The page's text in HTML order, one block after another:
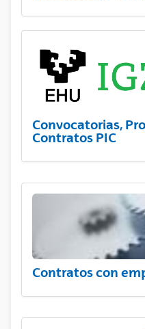
Convocatorias,
Contratos PIC
Contratos con